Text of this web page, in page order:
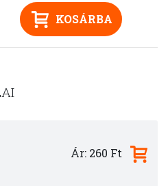
KOSÁRBA
Ár: 260 Ft